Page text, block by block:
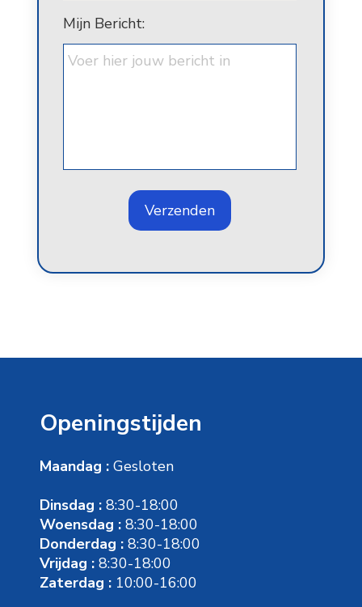
Mijn Bericht:
Verzenden
Maandag : Gesloten
Dinsdag : 8:30-18:00
Woensdag : 8:30-18:00
Donderdag : 8:30-18:00
Vrijdag : 8:30-18:00
Zaterdag : 10:00-16:00
Openingstijden